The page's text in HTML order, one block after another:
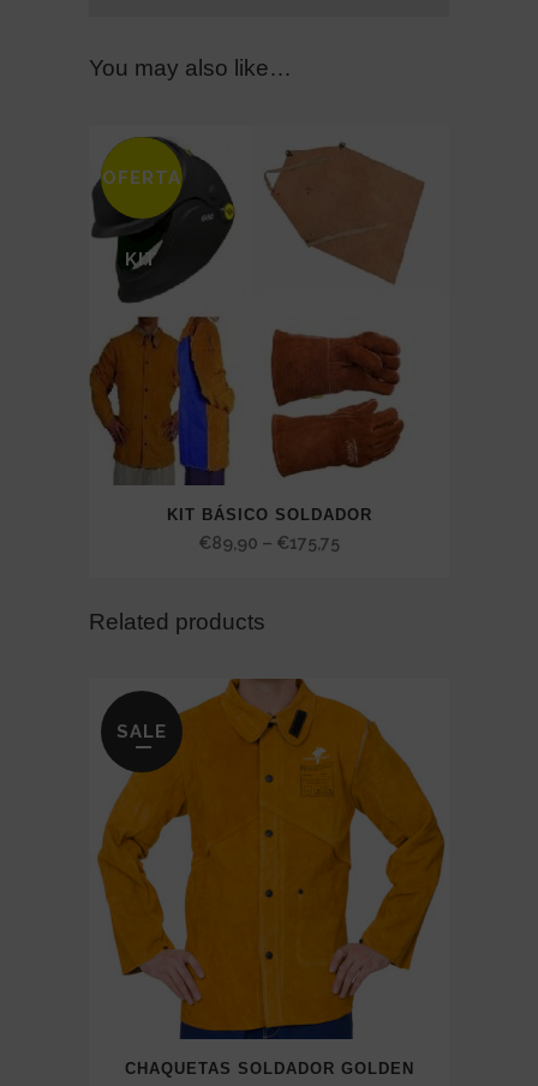
You may also like…
SALE
OFERTA
KIT
KIT BÁSICO SOLDADOR
€89,90 – €175,75
Related products
SALE
CHAQUETAS SOLDADOR GOLDEN